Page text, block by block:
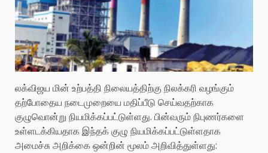
லக்விஜய மின் உற்பத்தி நிலையத்திற்கு நிலக்கரி வழங்கும்
தற்போதைய நடைமுறையை மதிப்பீடு செய்வதற்காக
குழுவொன்று நியமிக்கப்பட்டுள்ளது. பின்வரும் நிபுணர்களை
உள்ளடக்கியதாக இந்தக் குழு நியமிக்கப்பட்டுள்ளதாக
அமைச்சு அறிக்கை ஒன்றின் மூலம் அறிவித்துள்ளது: